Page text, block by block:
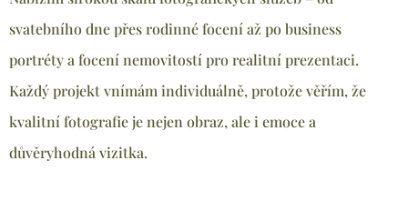
svatebního dne přes rodinné focení až po business
portréty a focení nemovitostí pro realitní prezentaci.
Každý projekt vnímám individuálně, protože věřím, že
kvalitní fotografie je nejen obraz, ale i emoce a
důvěryhodná vizitka.